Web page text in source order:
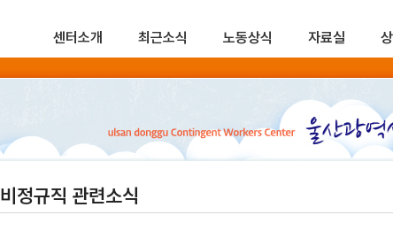
센터소개 최근소식 노동상식 자료실
비정규직 관련소식